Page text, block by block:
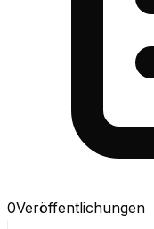
0Veröffentlichungen